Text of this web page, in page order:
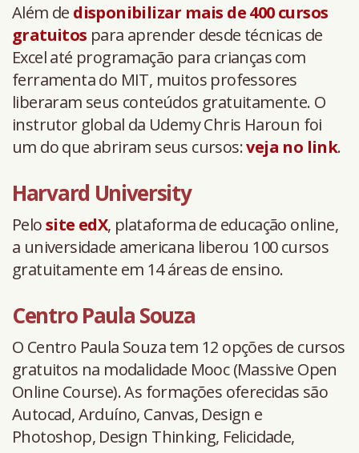
Além de disponibilizar mais de 400 cursos
gratuitos para aprender desde técnicas de
Excel até programação para crianças com
ferramenta do MIT, muitos professores
liberaram seus conteúdos gratuitamente. O
instrutor global da Udemy Chris Haroun foi
um do que abriram seus cursos:veja no link.
Harvard University
Pelosite edX, plataforma de educação online,
a universidade americana liberou 100 cursos
gratuitamente em 14 áreas de ensino.
Centro Paula Souza
O Centro Paula Souza tem 12 opções de cursos
gratuitos na modalidade Mooc (Massive Open
Online Course). As formações oferecidas são
Autocad, Arduíno, Canvas, Design e
Photoshop, Design Thinking, Felicidade,